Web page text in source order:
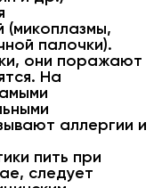
(микоплазмы,
палочки).
они поражают
На
аллергии и
пить при
следует